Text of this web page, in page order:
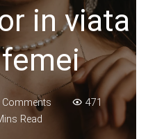
in viata
Comments
471
Read